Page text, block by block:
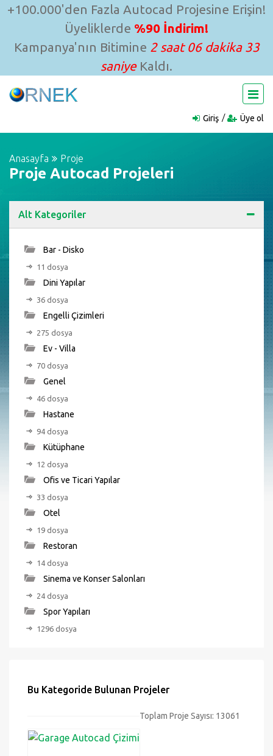
+100.000'den Fazla Autocad Projesine Erişin!
Üyeliklerde %90 İndirim!
Kampanya'nın Bitimine 2 saat 06 dakika 32
saniyeKaldı.
Giriş Üye ol
Anasayfa Proje
Proje Autocad Projeleri
Alt Kategoriler
Bar - Disko
11 dosya
Dini Yapılar
36 dosya
Engelli Çizimleri
275 dosya
Ev - Villa
70 dosya
Genel
46 dosya
Hastane
94 dosya
Kütüphane
12 dosya
Ofis ve Ticari Yapılar
33 dosya
Otel
19 dosya
Restoran
14 dosya
Sinema ve Konser Salonları
24 dosya
Spor Yapıları
1296 dosya
Bu Kategoride Bulunan Projeler
Toplam Proje Sayısı: 13061